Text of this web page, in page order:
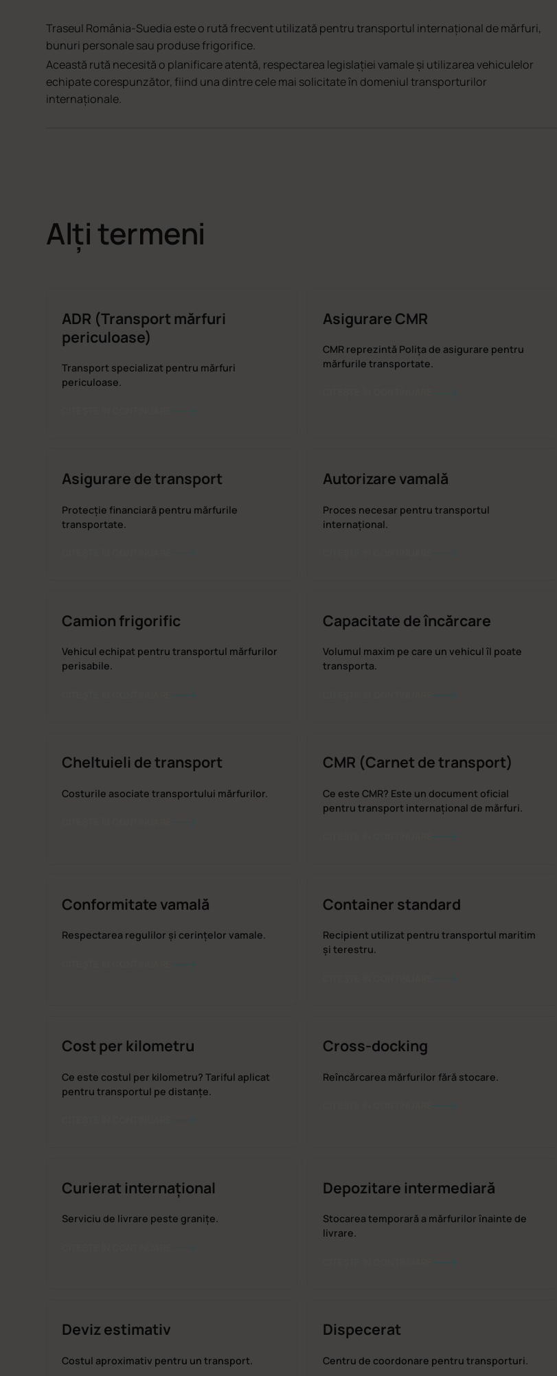
Traseul România-Suedia este o rută frecvent utilizată pentru transportul internațional de mărfuri,
bunuri personale sau produse frigorifice.
Această rută necesită o planificare atentă, respectarea legislației vamale și utilizarea vehiculelor
echipate corespunzător, fiind una dintre cele mai solicitate în domeniul transporturilor
internaționale.
Alți termeni
ADR (Transport mărfuri
periculoase)
Transport specializat pentru mărfuri
periculoase.
Asigurare CMR
CMR reprezintă Polița de asigurare pentru
mărfurile transportate.
Asigurare de transport
Protecție financiară pentru mărfurile
transportate.
Autorizare vamală
Proces necesar pentru transportul
internațional.
Camion frigorific
Vehicul echipat pentru transportul mărfurilor
perisabile.
Capacitate de încărcare
Volumul maxim pe care un vehicul îl poate
transporta.
Cheltuieli de transport
Costurile asociate transportului mărfurilor.
CMR (Carnet de transport)
Ce este CMR? Este un document oficial
pentru transport internațional de mărfuri.
Conformitate vamală
Respectarea regulilor și cerințelor vamale.
Container standard
Recipient utilizat pentru transportul maritim
și terestru.
Cost per kilometru
Ce este costul per kilometru? Tariful aplicat
pentru transportul pe distanțe.
Cross-docking
Reîncărcarea mărfurilor fără stocare.
Curierat internațional
Serviciu de livrare peste granițe.
Depozitare intermediară
Stocarea temporară a mărfurilor înainte de
livrare.
Deviz estimativ
Costul aproximativ pentru un transport.
Dispecerat
Centru de coordonare pentru transporturi.